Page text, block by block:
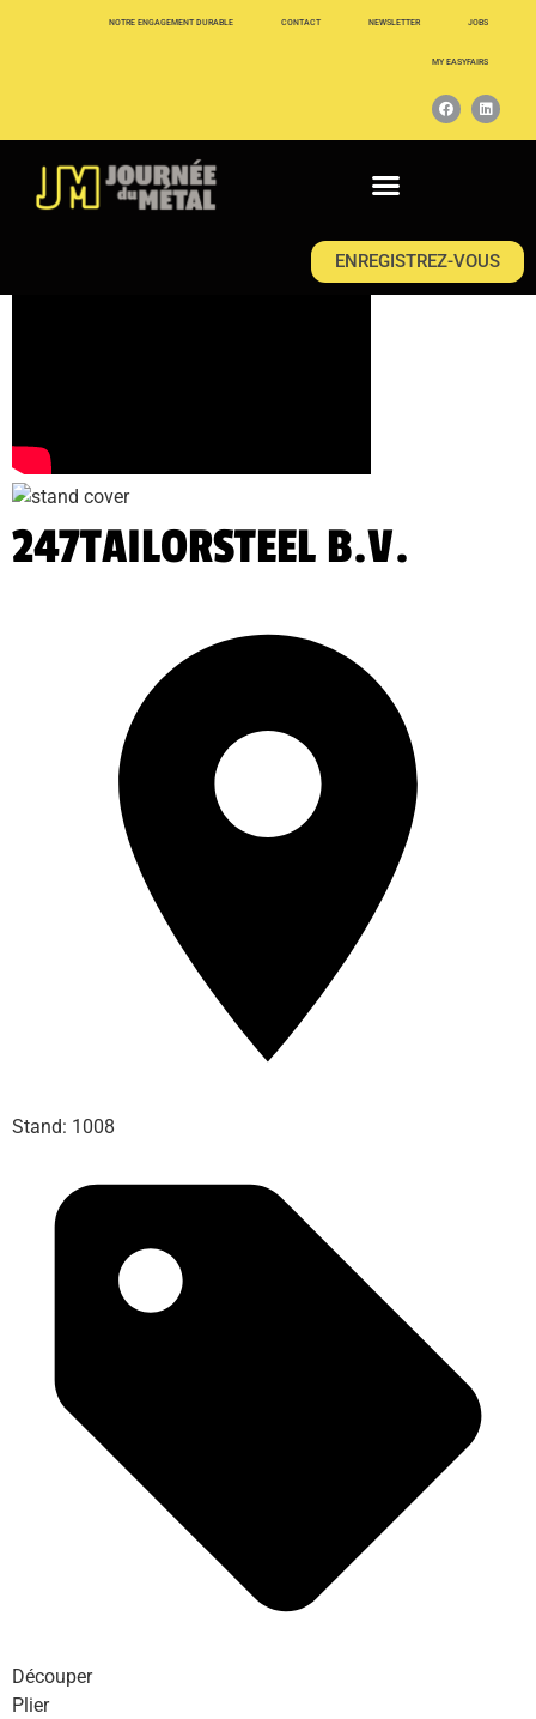
NOTRE ENGAGEMENT DURABLE CONTACT NEWSLETTER JOBS
MY EASYFAIRS
ENREGISTREZ-VOUS
247TAILORSTEEL B.V.
Stand: 1008
Découper
Plier